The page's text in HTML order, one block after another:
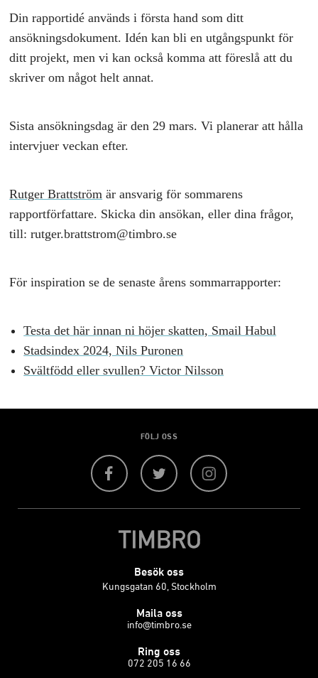
Din rapportidé används i första hand som ditt
ansökningsdokument. Idén kan bli en utgångspunkt för
ditt projekt, men vi kan också komma att föreslå att du
skriver om något helt annat.
Sista ansökningsdag är den 29 mars. Vi planerar att hålla
intervjuer veckan efter.
Rutger Brattström är ansvarig för sommarens
rapportförfattare. Skicka din ansökan, eller dina frågor,
till: rutger.brattstrom@timbro.se
För inspiration se de senaste årens sommarrapporter:
Testa det här innan ni höjer skatten, Smail Habul
Stadsindex 2024, Nils Puronen
Svältfödd eller svullen? Victor Nilsson
FÖLJ OSS
Besök oss
Kungsgatan 60, Stockholm
Maila oss
info@timbro.se
Ring oss
072 205 16 66